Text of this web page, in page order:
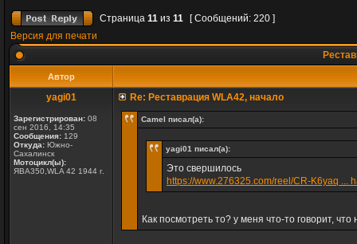
Страница 11 из 11
[ Сообщений: 220 ]
Версия для печати
Автор
yagi01
Зарегистрирован: 08
сен 2016, 14:35
Сообщения: 129
Откуда: Южно-
Сахалинск
Мотоцикл(ы):
ЯВА350,WLA 42 1944 г.
Re: Реставрация WLA42, начало
Camel писал(а):
yagi01 писал(а):
Это свершилось
https://www.276325.com/reel/CR-K6yaq ...
Как посмотреть то? у меня что-то говорит,